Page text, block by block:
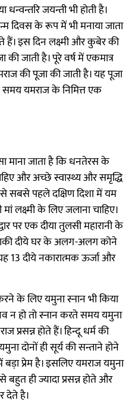
धन्वन्तरि जयन्ती भी होती है।
दिवस के रूप में भी मनाया जाता
हैं। इस दिन लक्ष्मी और कुबेर की
जाती है। पूरे वर्ष में एकमात्र
की पूजा की जाती है। यह पूजा
समय यमराज के निमित्त एक
माना जाता है कि धनतेरस के
और अच्छे स्वास्थ्य और समृद्धि
से सबसे पहले दक्षिण दिशा में यम
लक्ष्मी के लिए जलाना चाहिए।
पर एक दीया तुलसी महारानी के
दीये घर के अलग-अलग कोने
13 दीये नकारात्मक ऊर्जा और
के लिए यमुना स्नान भी किया
न हो तो स्नान करते समय यमुना
प्रसन्न होते हैं। हिन्दू धर्म की
दोनों ही सूर्य की सन्ताने होने
प्रेम है। इसलिए यमराज यमुना
ही ज्यादा प्रसन्न होते और
देते है।